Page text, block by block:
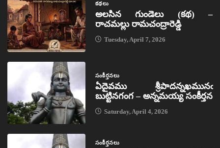
కథలు
అలసిన గుండెలు (కథ) –
రాచమల్లు రామచంద్రారెడ్డి
Tuesday, April 7, 2026
సంకీర్తనలు
ఏదైవము శ్రీపాదన్నఖమునఁ
బుట్టినగంగ – అన్నమయ్య సంకీర్తన
Saturday, April 4, 2026
సంకీర్తనలు